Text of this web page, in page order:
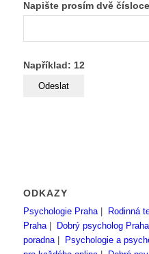
Napište prosím dvě čísloce
Například: 12
ODKAZY
Psychologie Praha| Rodinná
Praha| Dobrý psycholog Praha
poradna| Psychologie a